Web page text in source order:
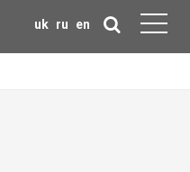
uk ru en